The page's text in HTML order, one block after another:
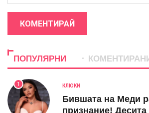
КОМЕНТИРАЙ
ПОПУЛЯРНИ
1 КЛЮКИ
Бившата на Меди
признание!